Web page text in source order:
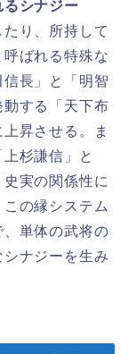
るシナジー
り、所持して
ばれる特殊な
長」と「明智
する「天下布
昇させる。ま
杉謙信」と
史実の関係性に
の縁システム
単体の武将の
ナジーを生み